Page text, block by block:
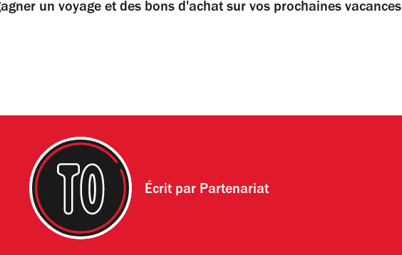
un voyage et des bons d'achat sur vos prochaines vacances
Écrit par Partenariat